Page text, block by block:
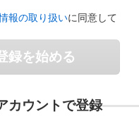
報の取り扱いに同意して
録を始める
カウントで登録